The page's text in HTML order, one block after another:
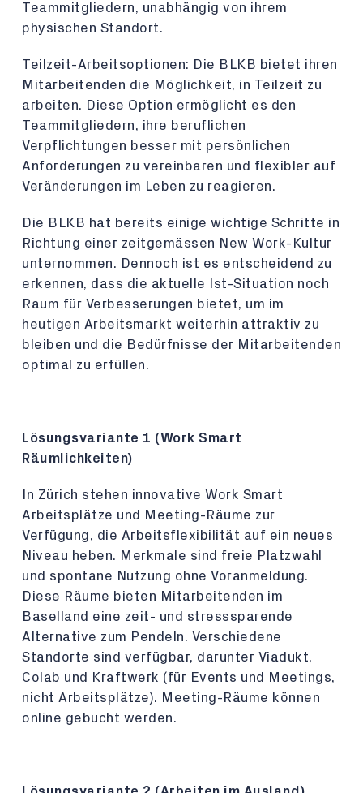
Teammitgliedern, unabhängig von ihrem
physischen Standort.
Teilzeit-Arbeitsoptionen: Die BLKB bietet ihren
Mitarbeitenden die Möglichkeit, in Teilzeit zu
arbeiten. Diese Option ermöglicht es den
Teammitgliedern, ihre beruflichen
Verpflichtungen besser mit persönlichen
Anforderungen zu vereinbaren und flexibler auf
Veränderungen im Leben zu reagieren.
Die BLKB hat bereits einige wichtige Schritte in
Richtung einer zeitgemässen New Work-Kultur
unternommen. Dennoch ist es entscheidend zu
erkennen, dass die aktuelle Ist-Situation noch
Raum für Verbesserungen bietet, um im
heutigen Arbeitsmarkt weiterhin attraktiv zu
bleiben und die Bedürfnisse der Mitarbeitenden
optimal zu erfüllen.
Lösungsvariante 1 (Work Smart
Räumlichkeiten)
In Zürich stehen innovative Work Smart
Arbeitsplätze und Meeting-Räume zur
Verfügung, die Arbeitsflexibilität auf ein neues
Niveau heben. Merkmale sind freie Platzwahl
und spontane Nutzung ohne Voranmeldung.
Diese Räume bieten Mitarbeitenden im
Baselland eine zeit- und stresssparende
Alternative zum Pendeln. Verschiedene
Standorte sind verfügbar, darunter Viadukt,
Colab und Kraftwerk (für Events und Meetings,
nicht Arbeitsplätze). Meeting-Räume können
online gebucht werden.